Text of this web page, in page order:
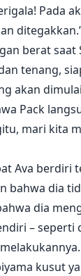
Pada
berat saat
tenang,
akan
Pack
mari kita
Ava berdiri
bahwa dia
dia
– seperti
kusut